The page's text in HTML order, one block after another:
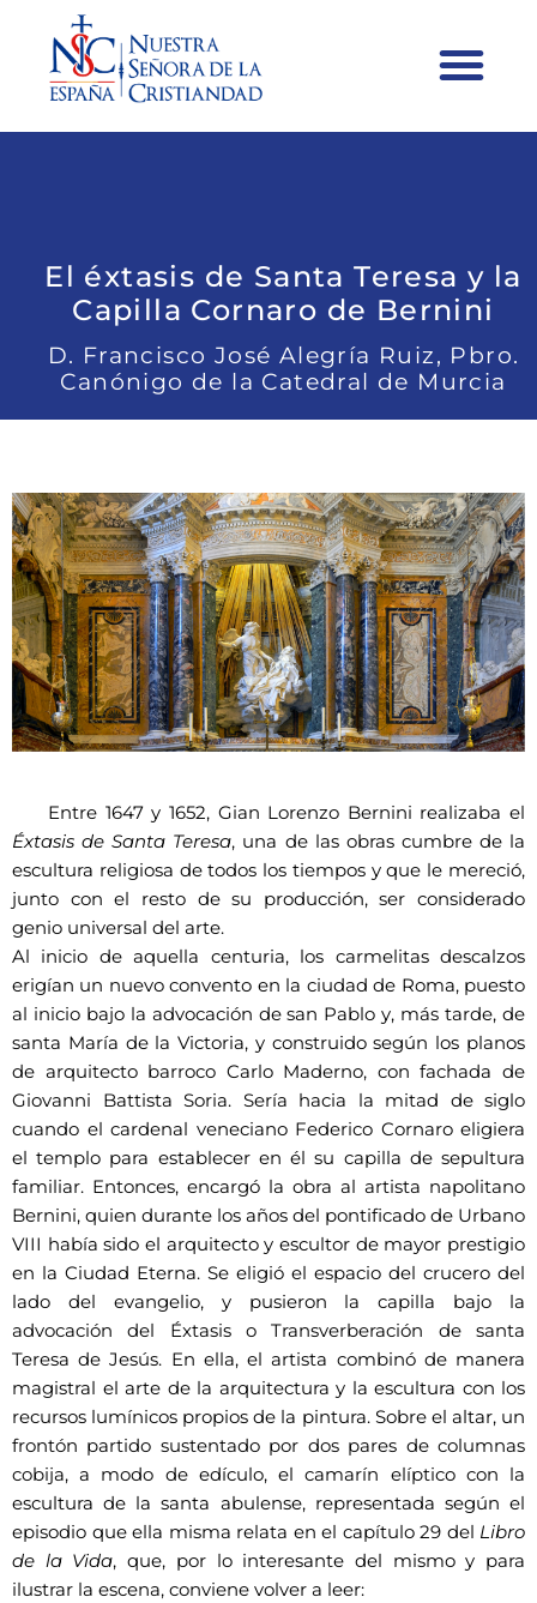
El éxtasis de Santa Teresa y la
Capilla Cornaro de Bernini
D. Francisco José Alegría Ruiz, Pbro.
Canónigo de la Catedral de Murcia
Entre 1647 y 1652, Gian Lorenzo Bernini realizaba el
Éxtasis de Santa Teresa, una de las obras cumbre de la
escultura religiosa de todos los tiempos y que le mereció,
junto con el resto de su producción, ser considerado
genio universal del arte.
Al inicio de aquella centuria, los carmelitas descalzos
erigían un nuevo convento en la ciudad de Roma, puesto
al inicio bajo la advocación de san Pablo y, más tarde, de
santa María de la Victoria, y construido según los planos
de arquitecto barroco Carlo Maderno, con fachada de
Giovanni Battista Soria. Sería hacia la mitad de siglo
cuando el cardenal veneciano Federico Cornaro eligiera
el templo para establecer en él su capilla de sepultura
familiar. Entonces, encargó la obra al artista napolitano
Bernini, quien durante los años del pontificado de Urbano
VIII había sido el arquitecto y escultor de mayor prestigio
en la Ciudad Eterna. Se eligió el espacio del crucero del
lado del evangelio, y pusieron la capilla bajo la
advocación del Éxtasis o Transverberación de santa
Teresa de Jesús. En ella, el artista combinó de manera
magistral el arte de la arquitectura y la escultura con los
recursos lumínicos propios de la pintura. Sobre el altar, un
frontón partido sustentado por dos pares de columnas
cobija, a modo de edículo, el camarín elíptico con la
escultura de la santa abulense, representada según el
episodio que ella misma relata en el capítulo 29 del Libro
de la Vida, que, por lo interesante del mismo y para
ilustrar la escena, conviene volver a leer: